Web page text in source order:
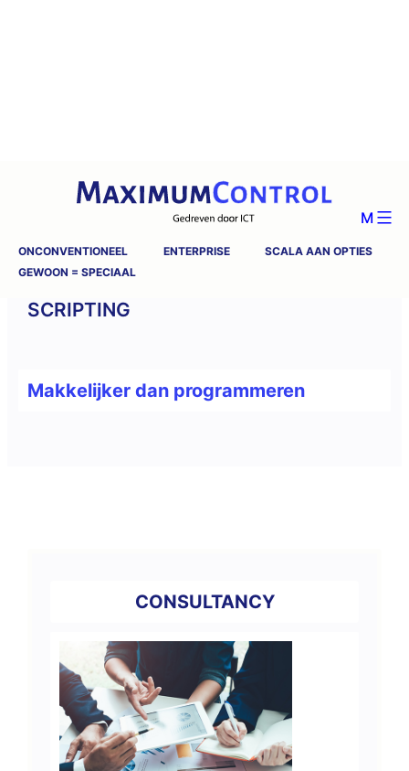
ONCONVENTIONEEL ENTERPRISE
SCALA AAN OPTIES
GEWOON = SPECIAAL
M
SCRIPTING
Makkelijker dan programmeren
CONSULTANCY